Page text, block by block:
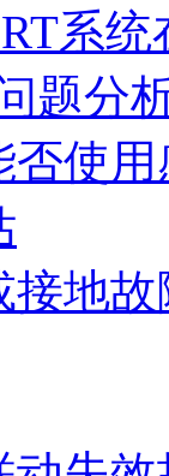
系
题分
否使
地